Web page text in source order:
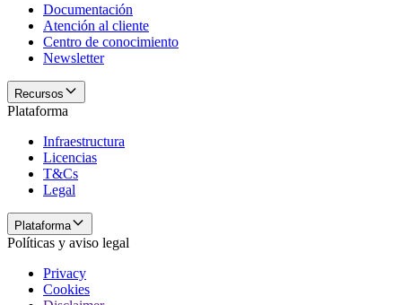
Documentación
Atención al cliente
Centro de conocimiento
Newsletter
Recursos
Plataforma
Infraestructura
Licencias
T&Cs
Legal
Plataforma
Políticas y aviso legal
Privacy
Cookies